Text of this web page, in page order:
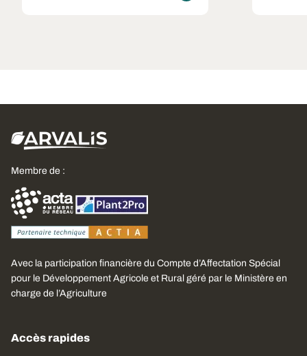
Membre de :
Avec la participation financière du Compte d’Affectation Spécial
pour le Développement Agricole et Rural géré par le Ministère en
charge de l’Agriculture
Accès rapides